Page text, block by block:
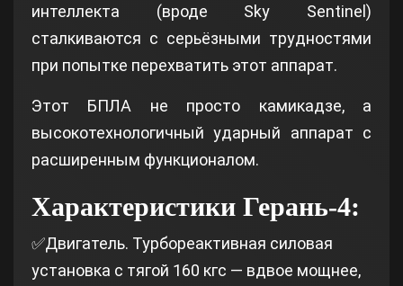
интеллекта (вроде Sky Sentinel)
сталкиваются с серьёзными трудностями
при попытке перехватить этот аппарат.
Этот БПЛА не просто камикадзе, а
высокотехнологичный ударный аппарат с
расширенным функционалом.
Характеристики Герань-4:
✅Двигатель. Турбореактивная силовая
установка с тягой 160 кгс — вдвое мощнее,